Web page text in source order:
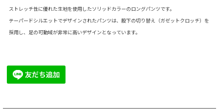
ストレッチ性に優れた生地を使用したソリッドカラーのロングパンツです。
テーパードシルエットでデザインされたパンツは、股下の切り替え（ガゼットクロッチ）を
採用し、足の可動域が非常に高いデザインとなっています。